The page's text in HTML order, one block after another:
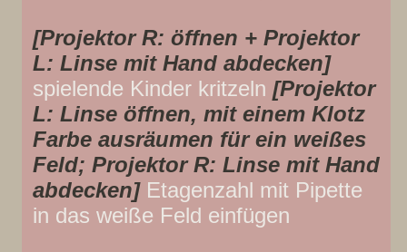
[Projektor R: öffnen + Projektor
L: Linse mit Hand abdecken]
spielende Kinder kritzeln [Projektor
L: Linse öffnen, mit einem Klotz
Farbe ausräumen für ein weißes
Feld; Projektor R: Linse mit Hand
abdecken]Etagenzahl mit Pipette
in das weiße Feld einfügen